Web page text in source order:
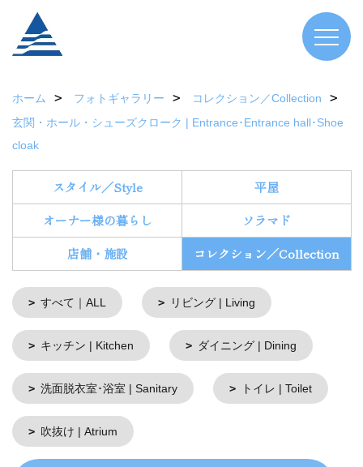
ホーム フォトギャラリー
コレクション／Collection
玄関・ホール・シューズクローク | Entrance･Entrance hall･Shoe
cloak
スタイル／Style
平屋
オーナー様の暮らし
ソラマド
店舗・施設
コレクション／Collection
すべて｜ALL リビング | Living
キッチン | Kitchen ダイニング | Dining
洗面脱衣室･浴室 | Sanitary トイレ | Toilet
吹抜け | Atrium